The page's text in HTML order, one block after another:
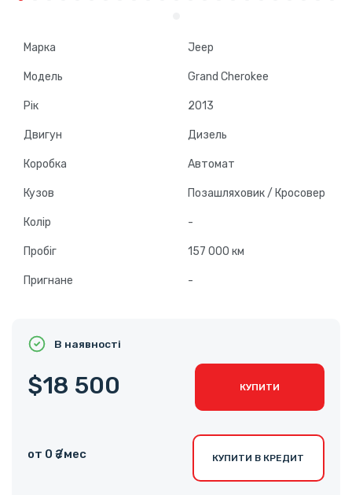
Марка Jeep
Модель Grand Cherokee
Рік 2013
Двигун Дизель
Коробка Автомат
Кузов Позашляховик / Кросовер
Колір -
Пробіг 157 000 км
Пригнане -
В наявності
$18 500 КУПИТИ
от 0 ₴ /мес КУПИТИ В КРЕДИТ